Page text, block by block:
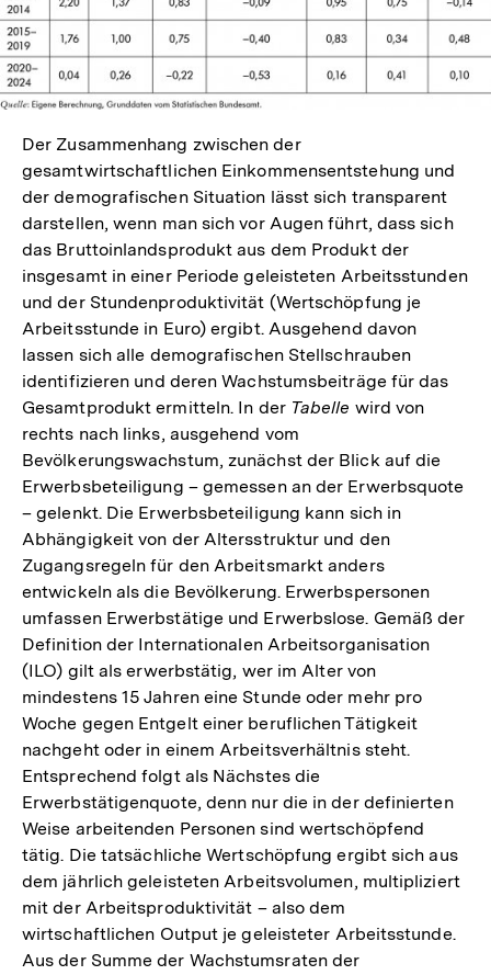
Der Zusammenhang zwischen der
gesamtwirtschaftlichen Einkommensentstehung und
der demografischen Situation lässt sich transparent
darstellen, wenn man sich vor Augen führt, dass sich
das Bruttoinlandsprodukt aus dem Produkt der
insgesamt in einer Periode geleisteten Arbeitsstunden
und der Stundenproduktivität (Wertschöpfung je
Arbeitsstunde in Euro) ergibt. Ausgehend davon
lassen sich alle demografischen Stellschrauben
identifizieren und deren Wachstumsbeiträge für das
Gesamtprodukt ermitteln. In der Tabelle wird von
rechts nach links, ausgehend vom
Bevölkerungswachstum, zunächst der Blick auf die
Erwerbsbeteiligung – gemessen an der Erwerbsquote
– gelenkt. Die Erwerbsbeteiligung kann sich in
Abhängigkeit von der Altersstruktur und den
Zugangsregeln für den Arbeitsmarkt anders
entwickeln als die Bevölkerung. Erwerbspersonen
umfassen Erwerbstätige und Erwerbslose. Gemäß der
Definition der Internationalen Arbeitsorganisation
(ILO) gilt als erwerbstätig, wer im Alter von
mindestens 15 Jahren eine Stunde oder mehr pro
Woche gegen Entgelt einer beruflichen Tätigkeit
nachgeht oder in einem Arbeitsverhältnis steht.
Entsprechend folgt als Nächstes die
Erwerbstätigenquote, denn nur die in der definierten
Weise arbeitenden Personen sind wertschöpfend
tätig. Die tatsächliche Wertschöpfung ergibt sich aus
dem jährlich geleisteten Arbeitsvolumen, multipliziert
mit der Arbeitsproduktivität – also dem
wirtschaftlichen Output je geleisteter Arbeitsstunde.
Aus der Summe der Wachstumsraten der